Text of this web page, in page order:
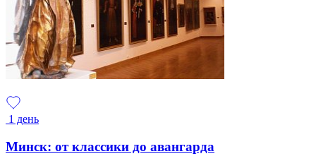
1 день
Минск: от классики до авангарда